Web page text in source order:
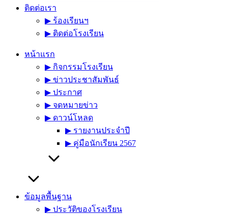
ติดต่อเรา
▶︎ ร้องเรียนฯ
▶︎ ติดต่อโรงเรียน
หน้าแรก
▶︎ กิจกรรมโรงเรียน
▶︎ ข่าวประชาสัมพันธ์
▶︎ ประกาศ
▶︎ จดหมายข่าว
▶︎ ดาวน์โหลด
▶︎ รายงานประจำปี
▶︎ คู่มือนักเรียน 2567
ข้อมูลพื้นฐาน
▶︎ ประวัติของโรงเรียน